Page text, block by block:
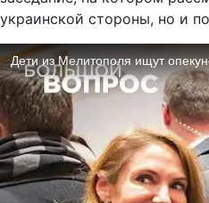
украинской стороны, но и